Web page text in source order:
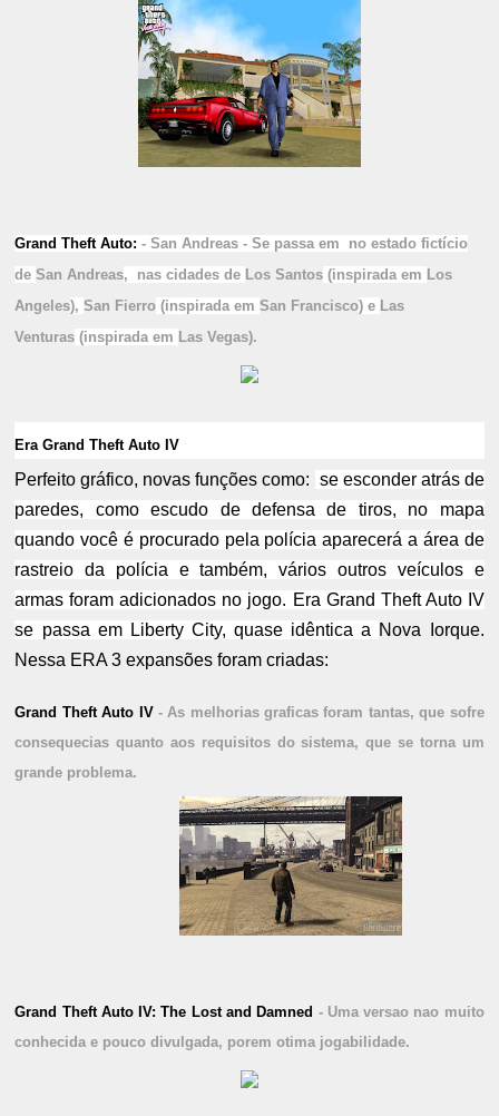
Grand Theft Auto:- San Andreas - Se passa em
no estado fictício
deSan Andreas, nas cidades de Los Santos (inspirada em Los
Angeles),San Fierro (inspirada emSan Francisco) e Las
Venturas (inspirada em Las Vegas).
Era Grand Theft Auto IV
Perfeito gráfico, novas funções como: se esconder atrás de
paredes, como escudo de defensa de tiros, no mapa
quando você é procurado pela polícia aparecerá a área de
rastreio da polícia e também, vários outros veículos e
armas foram adicionados no jogo. Era Grand Theft Auto IV
se passa em Liberty City, quase idêntica a Nova Iorque.
Nessa ERA 3 expansões foram criadas:
Grand Theft Auto IV - As melhorias graficas foram tantas, que sofre
consequecias quanto aos requisitos do sistema, que se torna um
grande problema.
Grand Theft Auto IV: The Lost and Damned - Uma versao nao muito
conhecida e pouco divulgada, porem otima jogabilidade.